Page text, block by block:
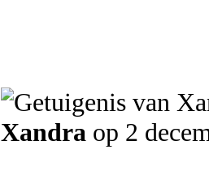
Xandra op 2